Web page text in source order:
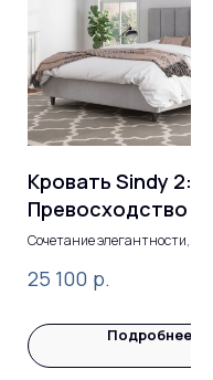
Кровать Sindy 2:
Превосходство в
каждой детали.
Сочетание элегантности,
25 100 р.
Подробнее